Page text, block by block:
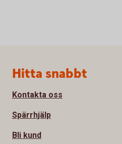
Sidfot
Hitta snabbt
Kontakta oss
Spärrhjälp
Bli kund